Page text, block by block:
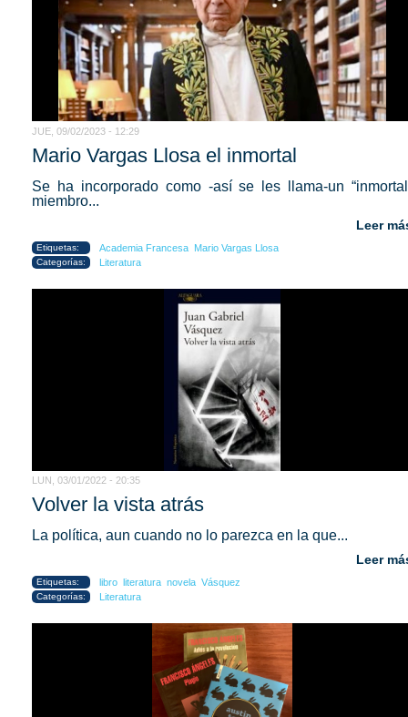
JUE, 09/02/2023 - 12:29
Mario Vargas Llosa el inmortal
Se ha incorporado como -así se les llama-un
miembro...
Leer
Etiquetas: Academia Francesa Mario Vargas Llosa
Categorías: Literatura
LUN, 03/01/2022 - 20:35
Volver la vista atrás
La política, aun cuando no lo parezca en la que...
Leer
Etiquetas: libro literatura novela Vásquez
Categorías: Literatura